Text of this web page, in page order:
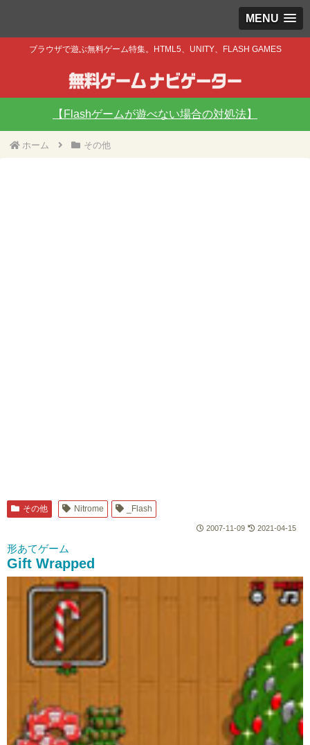
MENU
ブラウザで遊ぶ無料ゲーム特集。HTML5、UNITY、FLASH GAMES
【Flashゲームが遊べない場合の対処法】
ホーム その他
その他 Nitrome _Flash
2007-11-09 2021-04-15
形あてゲーム
Gift Wrapped